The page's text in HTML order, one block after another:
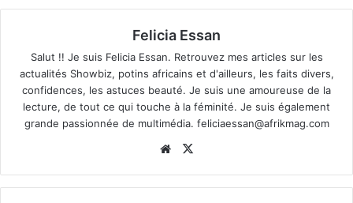
Felicia Essan
Salut !! Je suis Felicia Essan. Retrouvez mes articles sur les
actualités Showbiz, potins africains et d'ailleurs, les faits divers,
confidences, les astuces beauté. Je suis une amoureuse de la
lecture, de tout ce qui touche à la féminité. Je suis également
grande passionnée de multimédia. feliciaessan@afrikmag.com
Website